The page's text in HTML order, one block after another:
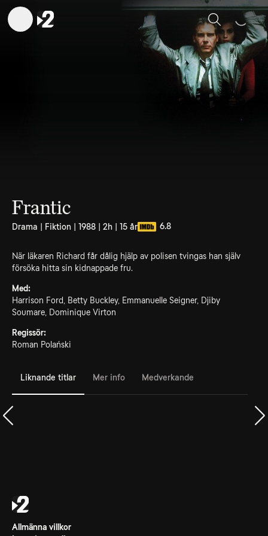
Sök
Frantic
Drama | Fiktion | 1988 | 2h | 15 år 6.8
När läkaren Richard får dålig hjälp av polisen tvingas han själv
försöka hitta sin kidnappade fru.
Med:
Harrison Ford, Betty Buckley, Emmanuelle Seigner, Djiby
Soumare, Dominique Virton
Regissör:
Roman Polański
Liknande titlar Mer info Medverkande
Allmänna villkor